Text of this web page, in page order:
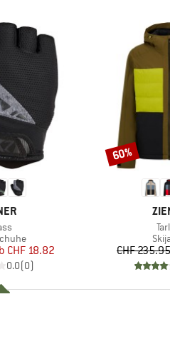
Preis
CHF 18.82
0.0(0)
CHF 235.95
Rabatt
60%